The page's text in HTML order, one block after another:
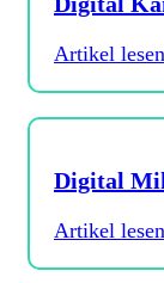
Artikel
Digital
Artikel